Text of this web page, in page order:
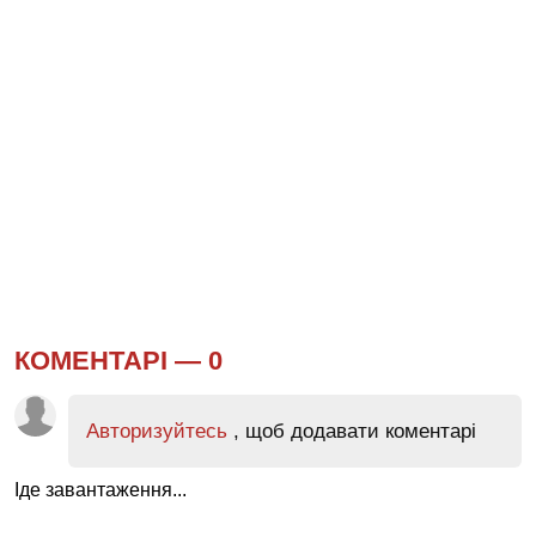
КОМЕНТАРІ — 0
Авторизуйтесь , щоб додавати коментарі
Іде завантаження...